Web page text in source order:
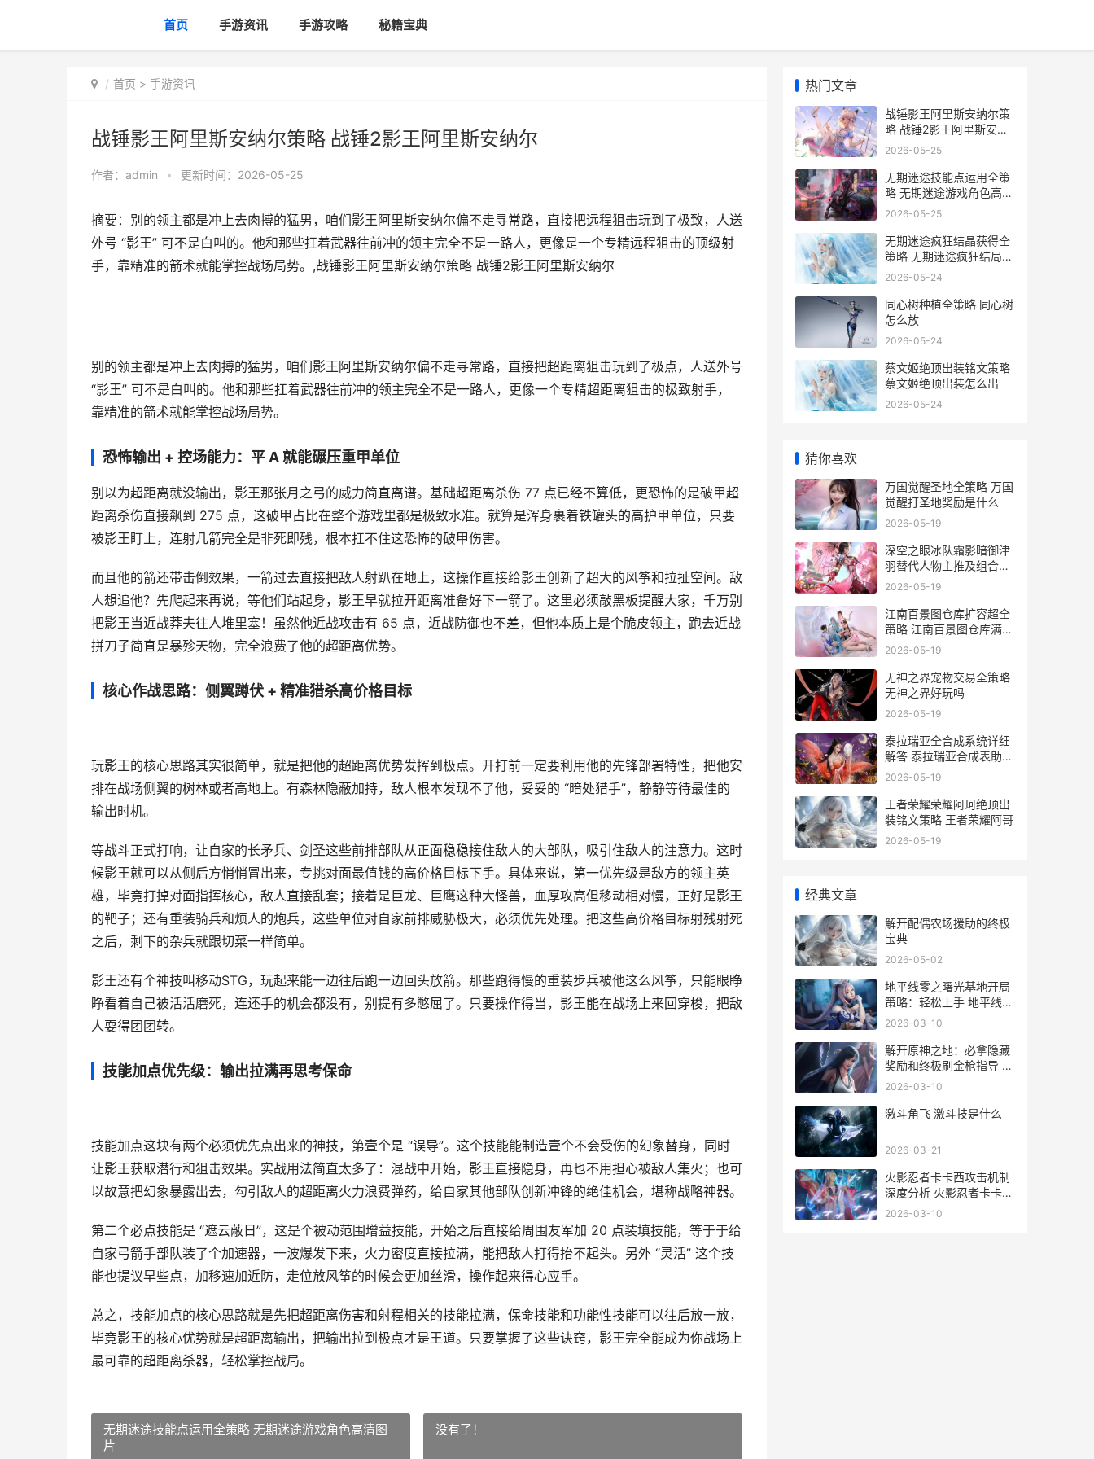
首页 手游资讯 手游攻略 秘籍宝典
首页 > 手游资讯
战锤影王阿里斯安纳尔策略 战锤2影王阿里斯安纳尔
作者： admin • 更新时间：2026-05-25
摘要：别的领主都是冲上去肉搏的猛男，咱们影王阿里斯安纳尔偏不走寻常路，直接把远程狙击玩到了极致，人送
外号 “影王” 可不是白叫的。他和那些扛着武器往前冲的领主完全不是一路人，更像是一个专精远程狙击的顶级射
手，靠精准的箭术就能掌控战场局势。,战锤影王阿里斯安纳尔策略 战锤2影王阿里斯安纳尔
别的领主都是冲上去肉搏的猛男，咱们影王阿里斯安纳尔偏不走寻常路，直接把超距离狙击玩到了极点，人送外号
“影王” 可不是白叫的。他和那些扛着武器往前冲的领主完全不是一路人，更像一个专精超距离狙击的极致射手，
靠精准的箭术就能掌控战场局势。
恐怖输出 + 控场能力：平 A 就能碾压重甲单位
别以为超距离就没输出，影王那张月之弓的威力简直离谱。基础超距离杀伤 77 点已经不算低，更恐怖的是破甲超
距离杀伤直接飙到 275 点，这破甲占比在整个游戏里都是极致水准。就算是浑身裹着铁罐头的高护甲单位，只要
被影王盯上，连射几箭完全是非死即残，根本扛不住这恐怖的破甲伤害。
而且他的箭还带击倒效果，一箭过去直接把敌人射趴在地上，这操作直接给影王创新了超大的风筝和拉扯空间。敌
人想追他？先爬起来再说，等他们站起身，影王早就拉开距离准备好下一箭了。这里必须敲黑板提醒大家，千万别
把影王当近战莽夫往人堆里塞！虽然他近战攻击有 65 点，近战防御也不差，但他本质上是个脆皮领主，跑去近战
拼刀子简直是暴殄天物，完全浪费了他的超距离优势。
核心作战思路：侧翼蹲伏 + 精准猎杀高价格目标
玩影王的核心思路其实很简单，就是把他的超距离优势发挥到极点。开打前一定要利用他的先锋部署特性，把他安
排在战场侧翼的树林或者高地上。有森林隐蔽加持，敌人根本发现不了他，妥妥的 “暗处猎手”，静静等待最佳的
输出时机。
等战斗正式打响，让自家的长矛兵、剑圣这些前排部队从正面稳稳接住敌人的大部队，吸引住敌人的注意力。这时
候影王就可以从侧后方悄悄冒出来，专挑对面最值钱的高价格目标下手。具体来说，第一优先级是敌方的领主英
雄，毕竟打掉对面指挥核心，敌人直接乱套；接着是巨龙、巨鹰这种大怪兽，血厚攻高但移动相对慢，正好是影王
的靶子；还有重装骑兵和烦人的炮兵，这些单位对自家前排威胁极大，必须优先处理。把这些高价格目标射残射死
之后，剩下的杂兵就跟切菜一样简单。
影王还有个神技叫移动STG，玩起来能一边往后跑一边回头放箭。那些跑得慢的重装步兵被他这么风筝，只能眼睁
睁看着自己被活活磨死，连还手的机会都没有，别提有多憋屈了。只要操作得当，影王能在战场上来回穿梭，把敌
人耍得团团转。
技能加点优先级：输出拉满再思考保命
技能加点这块有两个必须优先点出来的神技，第壹个是 “误导”。这个技能能制造壹个不会受伤的幻象替身，同时
让影王获取潜行和狙击效果。实战用法简直太多了：混战中开始，影王直接隐身，再也不用担心被敌人集火；也可
以故意把幻象暴露出去，勾引敌人的超距离火力浪费弹药，给自家其他部队创新冲锋的绝佳机会，堪称战略神器。
第二个必点技能是 “遮云蔽日”，这是个被动范围增益技能，开始之后直接给周围友军加 20 点装填技能，等于于给
自家弓箭手部队装了个加速器，一波爆发下来，火力密度直接拉满，能把敌人打得抬不起头。另外 “灵活” 这个技
能也提议早些点，加移速加近防，走位放风筝的时候会更加丝滑，操作起来得心应手。
总之，技能加点的核心思路就是先把超距离伤害和射程相关的技能拉满，保命技能和功能性技能可以往后放一放，
毕竟影王的核心优势就是超距离输出，把输出拉到极点才是王道。只要掌握了这些诀窍，影王完全能成为你战场上
最可靠的超距离杀器，轻松掌控战局。
无期迷途技能点运用全策略 无期迷途游戏角色高清图
片
没有了！
热门文章
战锤影王阿里斯安纳尔策
略 战锤2影王阿里斯安纳
尔
2026-05-25
无期迷途技能点运用全策
略 无期迷途游戏角色高清
图片
2026-05-25
无期迷途疯狂结晶获得全
策略 无期迷途疯狂结局怎
么打
2026-05-24
同心树种植全策略 同心树
怎么放
2026-05-24
蔡文姬绝顶出装铭文策略
蔡文姬绝顶出装怎么出
2026-05-24
猜你喜欢
万国觉醒圣地全策略 万国
觉醒打圣地奖励是什么
2026-05-19
深空之眼冰队霜影暗御津
羽替代人物主推及组合策
略 深空之眼nga
2026-05-19
江南百景图仓库扩容超全
策略 江南百景图仓库满了
可以卖出吗
2026-05-19
无神之界宠物交易全策略
无神之界好玩吗
2026-05-19
泰拉瑞亚全合成系统详细
解答 泰拉瑞亚合成表助手
下载
2026-05-19
王者荣耀荣耀阿珂绝顶出
装铭文策略 王者荣耀阿哥
2026-05-19
经典文章
解开配偶农场援助的终极
宝典
2026-05-02
地平线零之曙光基地开局
策略：轻松上手 地平线零
之曙光和西之绝境哪个好
2026-03-10
解开原神之地：必拿隐藏
奖励和终极刷金枪指导 元
神解开
2026-03-10
激斗角飞 激斗技是什么
2026-03-21
火影忍者卡卡西攻击机制
深度分析 火影忍者卡卡西
真实面貌
2026-03-10